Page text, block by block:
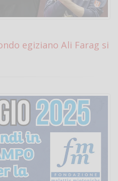
egiziano Ali Farag si